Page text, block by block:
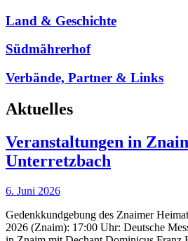
Land & Geschichte
Südmährerhof
Verbände, Partner & Links
Aktuelles
Veranstaltungen in
Unterretzbach
6. Juni 2026
Gedenkkundgebung des Znaimer
2026 (Znaim): 17:00 Uhr: Deutsche